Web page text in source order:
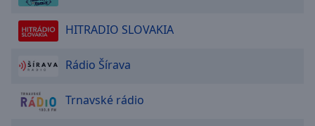
HITRADIO SLOVAKIA
Rádio Šírava
Trnavské rádio